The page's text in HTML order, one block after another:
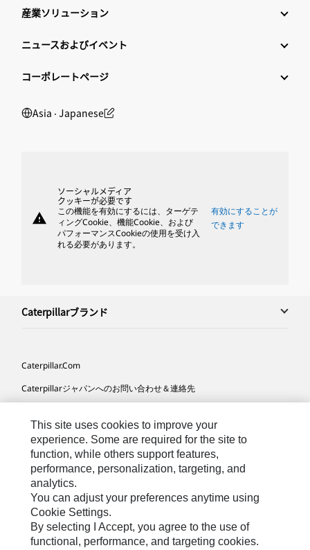
産業ソリューション
ニュースおよびイベント
コーポレートページ
Asia ‧ Japanese
warning
ソーシャルメディア
クッキーが必要です
この機能を有効にするには、ターゲテ
ィングCookie、機能Cookie、および
パフォーマンスCookieの使用を受け入
れる必要があります。
有効にすることが
できます
Caterpillarブランド
Caterpillar.com
Caterpillarジャパンへのお問い合わせ＆連絡先
サイト･マップ
Cookie Settings
法的事項
プライバシー
This site uses cookies to improve your
experience. Some are required for the site to
function, while others support features,
performance, personalization, targeting, and
analytics.
You can adjust your preferences anytime using
Cookie Settings.
By selecting I Accept, you agree to the use of
functional, performance, and targeting cookies.